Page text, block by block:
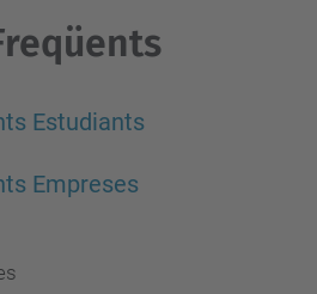
Estudiants
Empreses